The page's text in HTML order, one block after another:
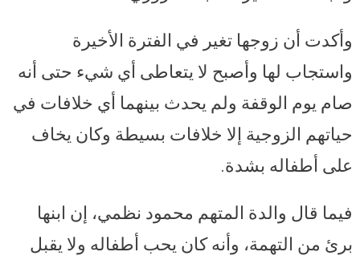
وأكدت أن زوجها تغير في الفترة الأخيرة
واستجاب لها وأصبح لا يتعاطى أي شيء حتى أنه
صام يوم الوقفة ولم يحدث بينهما أي خلافات في
حياتهم الزوجية إلا خلافات بسيطة وكان يخاف
على أطفاله بشدة.
فيما قال والدة المتهم محمود نظمي، إن ابنها
برئ من التهمة، وأنه كان يحب أطفاله ولا يقبل